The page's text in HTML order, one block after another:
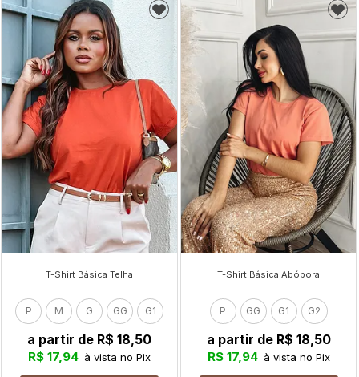
T-Shirt Básica Telha
P M G GG G1
a partir de R$ 18,50
R$ 17,94 à vista no Pix
T-Shirt Básica Abóbora
P GG G1 G2
a partir de R$ 18,50
R$ 17,94 à vista no Pix